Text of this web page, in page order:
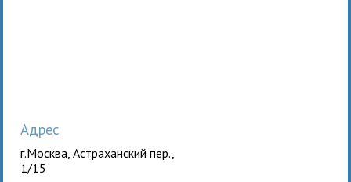
Адрес
г.Москва, Астраханский пер.,
1/15